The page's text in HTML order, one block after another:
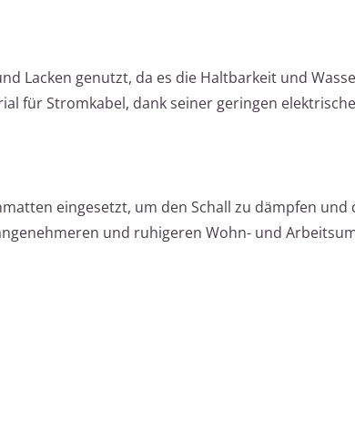
Lacken genutzt, da es die Haltbarkeit und
für Stromkabel, dank seiner geringen
eingesetzt, um den Schall zu dämpfen und
und ruhigeren Wohn- und